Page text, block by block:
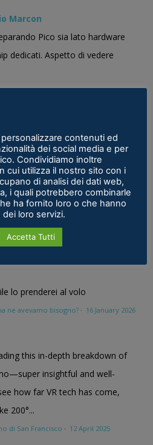
Marcon
Pico sia lato hardware
dedicati. Aspetto di vedere
Marcon
in questi anni , Play
presentato un bel modello chissa'
un prodotto a buon prezzo . In
all'interno dell'ultimo firmware per
2026
lo prenderei al volo
ne avevamo bisogno? · 16 January 2026
this in-depth breakdown of
insightful and well-
how far VR tech has come,
200°...
di San Francisco · 12 April 2025
contenuti ed
dei social media e per
Condividiamo inoltre
cui utilizza il nostro sito con i
di analisi dei dati web,
i quali potrebbero combinarle
ha fornito loro o che hanno
loro servizi.
Accetta Tutti